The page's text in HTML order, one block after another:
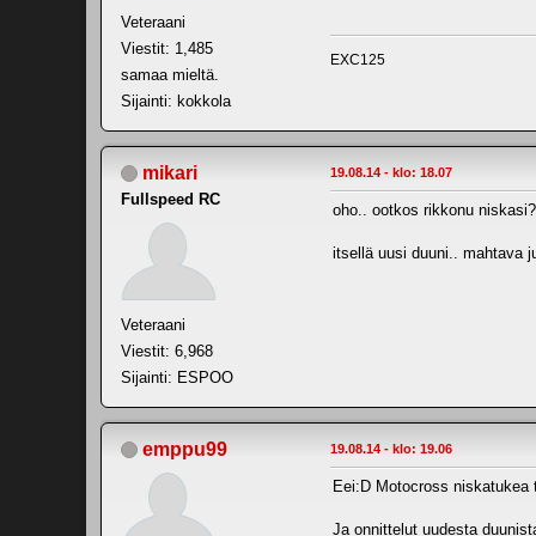
Veteraani
Viestit: 1,485
samaa mieltä.
Sijainti: kokkola
EXC125
mikari
Fullspeed RC
Veteraani
Viestit: 6,968
Sijainti: ESPOO
19.08.14 - klo: 18.07
oho.. ootkos rikkonu niskasi?
itsellä uusi duuni.. mahtava
emppu99 19.08.14 - klo: 19.06
Eei:D Motocross niskatukea
Ja onnittelut uudesta